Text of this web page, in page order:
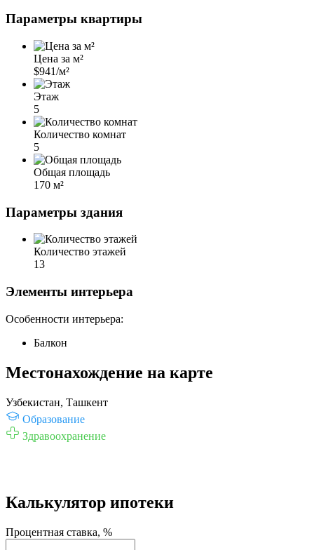
Параметры квартиры
Цена за м²
$941/м²
Этаж
5
Количество комнат
5
Общая площадь
170 м²
Параметры здания
Количество этажей
13
Элементы интерьера
Особенности интерьера:
Балкон
Местонахождение на карте
Узбекистан, Ташкент
Образование
Здравоохранение
Калькулятор ипотеки
Процентная ставка, %